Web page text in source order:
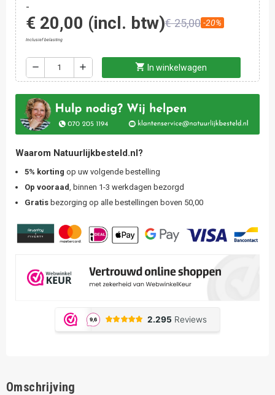
-
€ 20,00 (incl. btw)€ 25,00 -20%
Inclusief belasting
remove add shopping_cart In winkelwagen
Waarom Natuurlijkbesteld.nl?
5% korting op uw volgende bestelling
Op vooraad
, binnen 1-3 werkdagen bezorgd
Gratis bezorging op alle bestellingen boven 50,00
Omschrijving